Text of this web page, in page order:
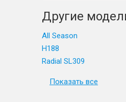
Другие
All Season
H188
Radial SL309
Показать все